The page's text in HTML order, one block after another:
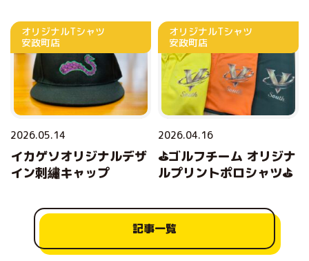
オリジナルTシャツ
安政町店
2026.05.14
イカゲソオリジナルデザ
イン刺繡キャップ
オリジナルTシャツ
安政町店
2026.04.16
⛳ゴルフチーム オリジナ
ルプリントポロシャツ⛳
記事一覧